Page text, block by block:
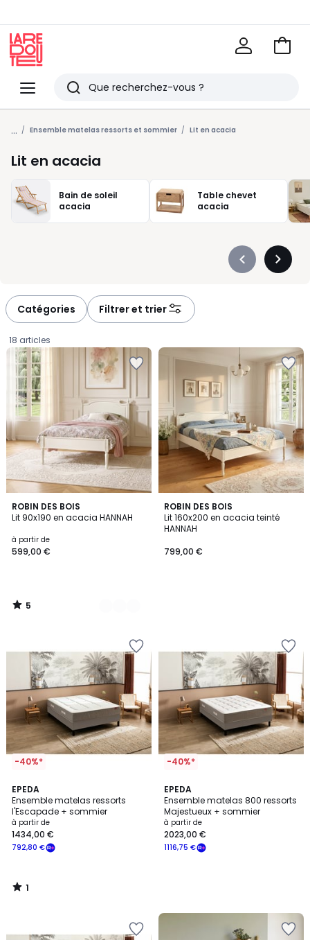
Menu
Redoute
Rechercher
Derniers
articles
vus
Voir
... Ensemble matelas ressorts et sommier Lit en acacia
Lit en acacia
Bain de soleil
acacia
Table chevet
acacia
Précédent
Catégories Filtrer et trier
18 articles
ROBIN DES BOIS
Lit 90x190 en acacia HANNAH
Prix
à
599,00
€.
à partir de
599,00 €
5
/
2
Couleurs
5
/
ROBIN DES BOIS
Lit 160x200 en acacia teinté
HANNAH
799,00 €
-40%*
EPEDA
Ensemble matelas ressorts
l'Escapade + sommier
à partir de
792,80 €
1434,00 €
1
/
5
1
/
-40%*
EPEDA
Ensemble matelas 800 ressorts
Majestueux + sommier
à partir de
1116,75 €
2023,00 €